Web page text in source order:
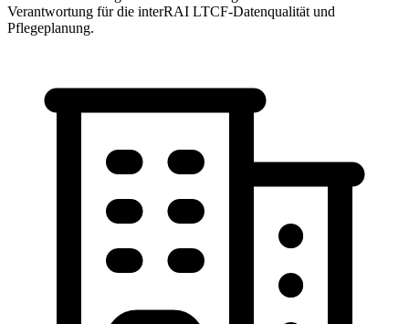
Verantwortung für die interRAI LTCF-Datenqualität und
Pflegeplanung.